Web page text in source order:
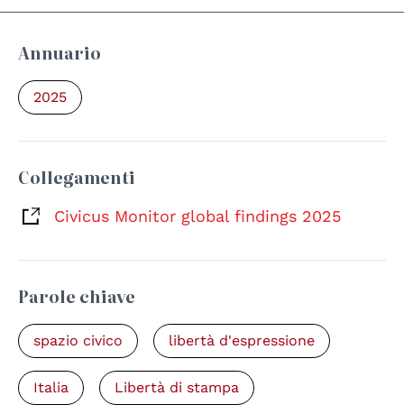
Annuario
2025
Collegamenti
Civicus Monitor global findings 2025
Parole chiave
spazio civico libertà d'espressione
Italia Libertà di stampa